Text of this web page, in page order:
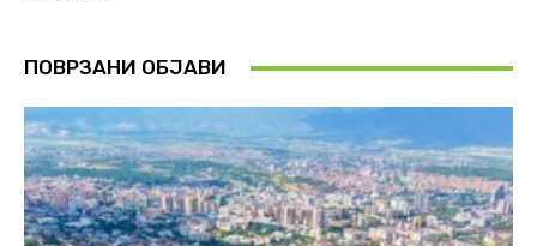
ПОВРЗАНИ ОБЈАВИ